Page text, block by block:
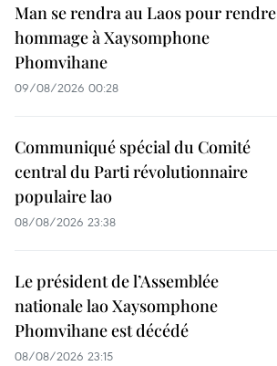
Man se rendra au Laos pour rendre
hommage à Xaysomphone
Phomvihane
09/08/2026 00:28
Communiqué spécial du Comité
central du Parti révolutionnaire
populaire lao
08/08/2026 23:38
Le président de l’Assemblée
nationale lao Xaysomphone
Phomvihane est décédé
08/08/2026 23:15